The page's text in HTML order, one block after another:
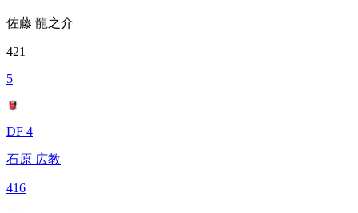
佐藤 龍之介
421
5
DF 4
石原 広教
416